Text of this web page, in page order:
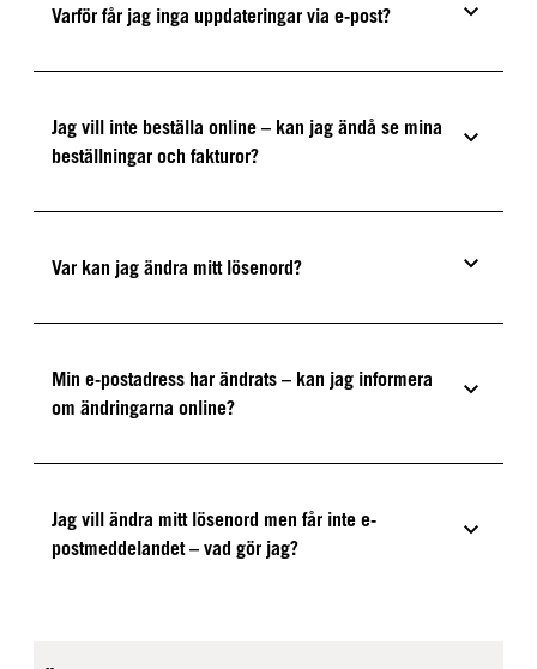
Varför får jag inga uppdateringar via e-post?
Jag vill inte beställa online – kan jag ändå se mina
beställningar och fakturor?
Var kan jag ändra mitt lösenord?
Min e-postadress har ändrats – kan jag informera
om ändringarna online?
Jag vill ändra mitt lösenord men får inte e-
postmeddelandet – vad gör jag?